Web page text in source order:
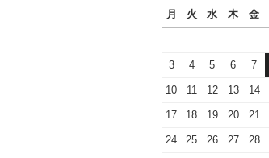
月
火 水 木 金
3 4 5 6 7
10 11 12 13 14
17 18 19 20 21
24 25 26 27 28